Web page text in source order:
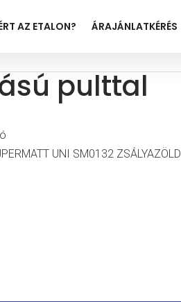
AZ ETALON? ÁRAJÁNLATKÉRÉS
pulttal
UNI SM0132 ZSÁLYAZÖLD